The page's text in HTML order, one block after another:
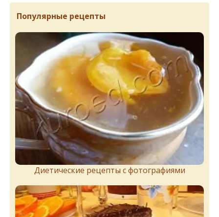
Популярные рецепты
Диетические рецепты с фотографиями